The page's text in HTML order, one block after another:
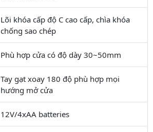
Lõi khóa cấp độ C cao cấp, chìa khóa
chống sao chép
Phù hợp cửa có độ dày 30~50mm
Tay gạt xoay 180 độ phù hợp mọi
hướng mở cửa
12V/4xAA batteries